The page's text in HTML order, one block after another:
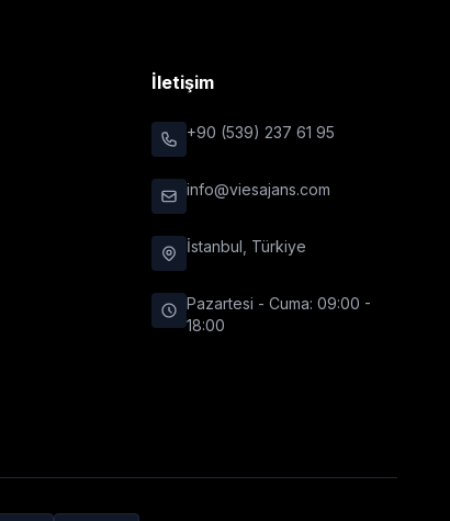
İletişim
+90 (539) 237 61 95
info@viesajans.com
İstanbul, Türkiye
Pazartesi - Cuma: 09:00 -
18:00